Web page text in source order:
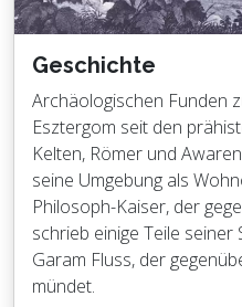
Geschichte
Archäologischen Funden
Esztergom seit den
Kelten, Römer und
seine Umgebung als
Philosoph-Kaiser, der
schrieb einige Teile
Garam Fluss, der
mündet.